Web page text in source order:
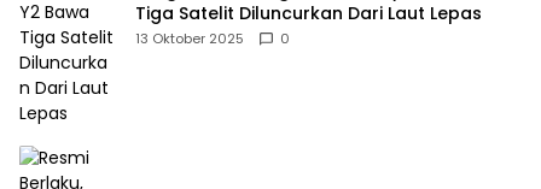
Tiga Satelit Diluncurkan Dari Laut Lepas
13 Oktober 2025 0